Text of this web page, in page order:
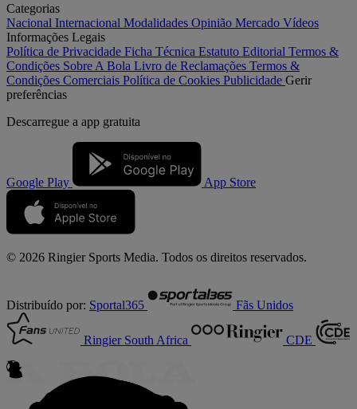
Categorias
Nacional Internacional Modalidades Opinião Mercado Vídeos
Informações Legais
Política de Privacidade Ficha Técnica Estatuto Editorial Termos &
Condições Sobre A Bola Livro de Reclamações Termos &
Condições Comerciais Política de Cookies Publicidade Gerir
preferências
Descarregue a app gratuita
Google Play App Store
© 2026 Ringier Sports Media. Todos os direitos reservados.
Distribuído por: Sportal365 Fãs Unidos
Ringier South Africa CDE